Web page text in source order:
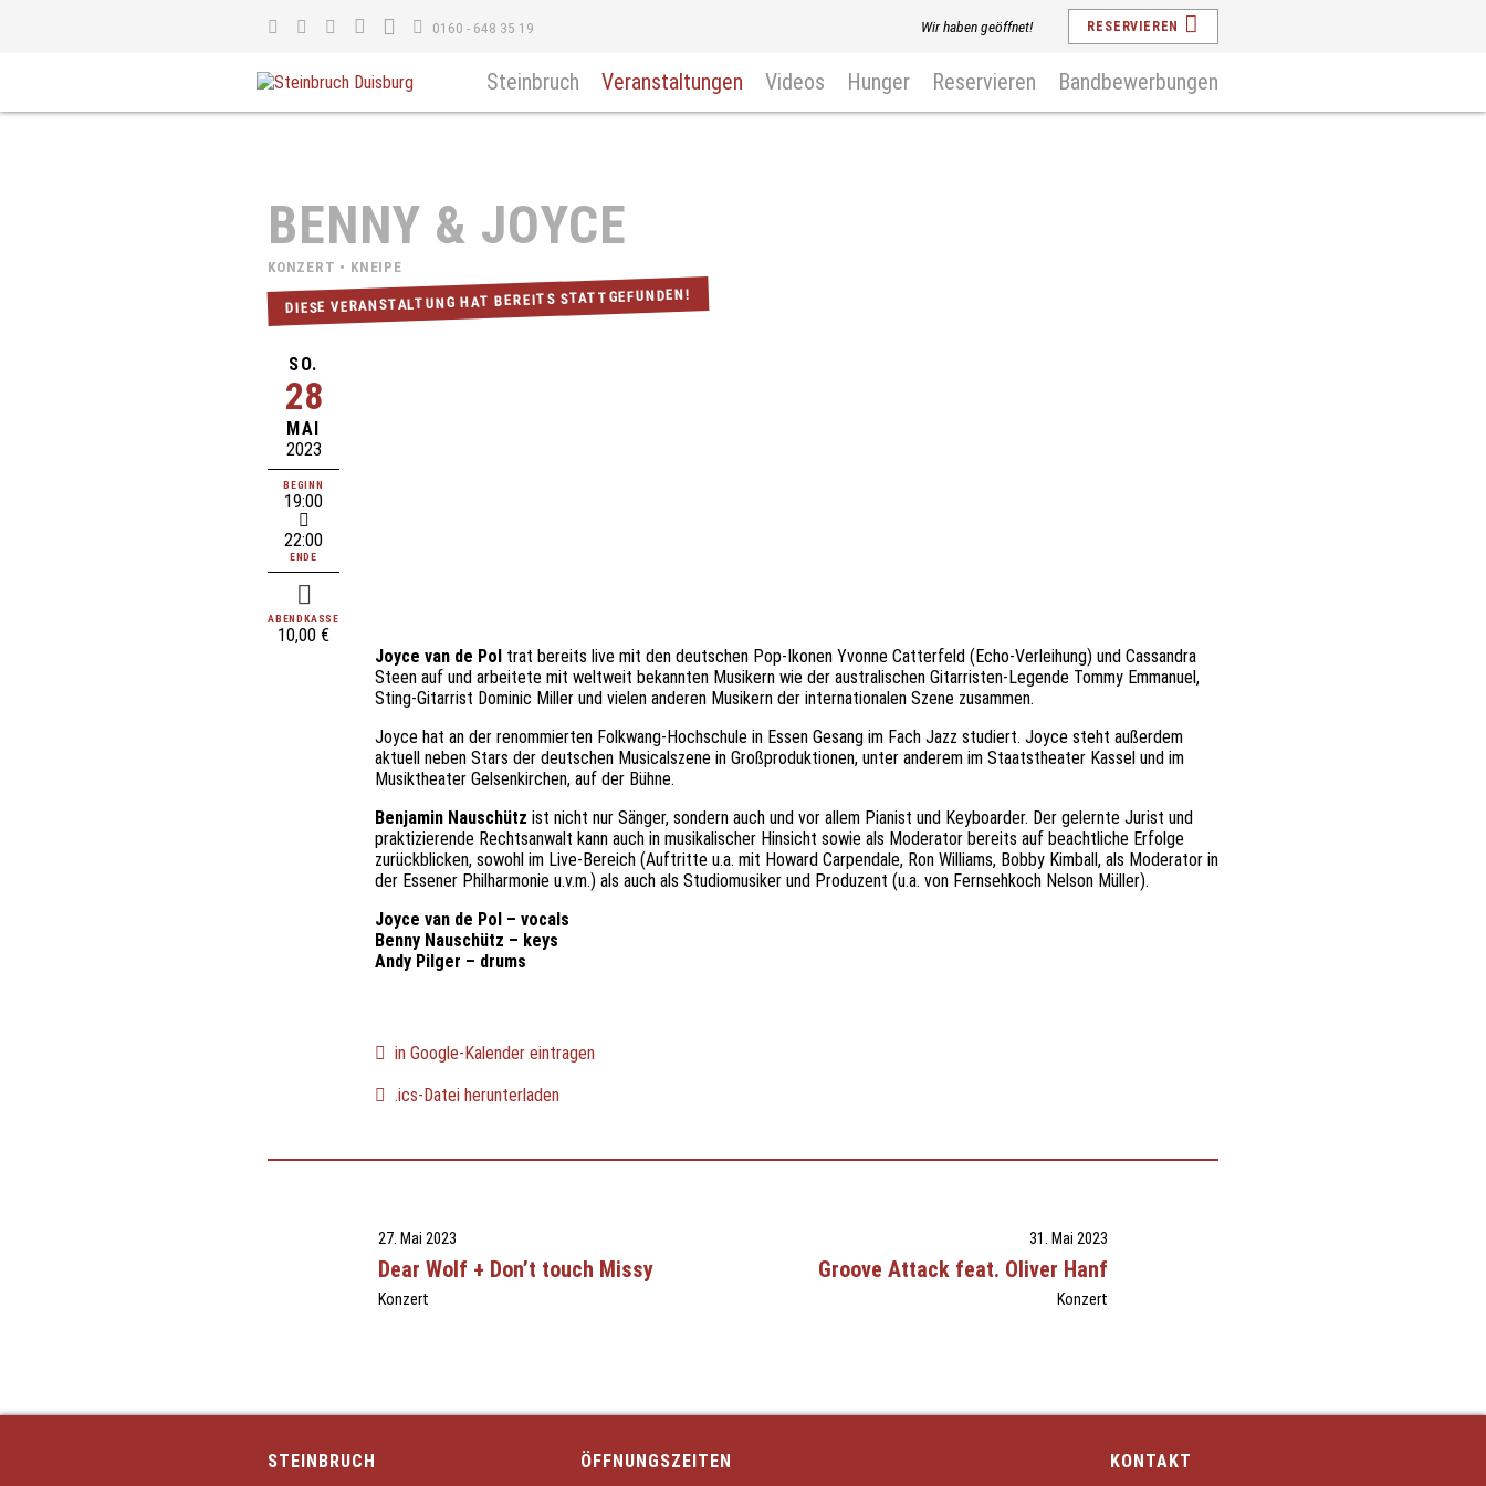
Steinbruch Veranstaltungen Videos Hunger Reservieren Bandbewerbungen
0160 - 648 35 19 Wir haben geöffnet! RESERVIEREN
BENNY & JOYCE
KONZERT • KNEIPE
DIESE VERANSTALTUNG HAT BEREITS STATTGEFUNDEN!
SO.
28
MAI
2023
BEGINN
19:00
22:00
ENDE
ABENDKASSE
10,00 €
Joyce van de Pol trat bereits live mit den deutschen Pop-Ikonen Yvonne Catterfeld (Echo-Verleihung) und Cassandra
Steen auf und arbeitete mit weltweit bekannten Musikern wie der australischen Gitarristen-Legende Tommy Emmanuel,
Sting-Gitarrist Dominic Miller und vielen anderen Musikern der internationalen Szene zusammen.
Joyce hat an der renommierten Folkwang-Hochschule in Essen Gesang im Fach Jazz studiert. Joyce steht außerdem
aktuell neben Stars der deutschen Musicalszene in Großproduktionen, unter anderem im Staatstheater Kassel und im
Musiktheater Gelsenkirchen, auf der Bühne.
Benjamin Nauschütz ist nicht nur Sänger, sondern auch und vor allem Pianist und Keyboarder. Der gelernte Jurist und
praktizierende Rechtsanwalt kann auch in musikalischer Hinsicht sowie als Moderator bereits auf beachtliche Erfolge
zurückblicken, sowohl im Live-Bereich (Auftritte u.a. mit Howard Carpendale, Ron Williams, Bobby Kimball, als Moderator in
der Essener Philharmonie u.v.m.) als auch als Studiomusiker und Produzent (u.a. von Fernsehkoch Nelson Müller).
Joyce van de Pol – vocals
Benny Nauschütz – keys
Andy Pilger – drums
in Google-Kalender eintragen
.ics-Datei herunterladen
27. Mai 2023
Dear Wolf + Don’t touch Missy
Konzert
31. Mai 2023
Groove Attack feat. Oliver Hanf
Konzert
STEINBRUCH ÖFFNUNGSZEITEN KONTAKT